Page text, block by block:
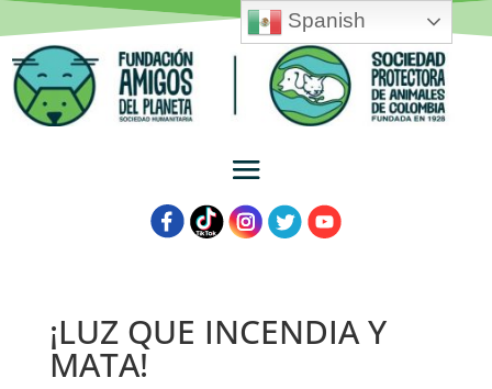
¡LUZ QUE INCENDIA Y
MATA!
Spanish